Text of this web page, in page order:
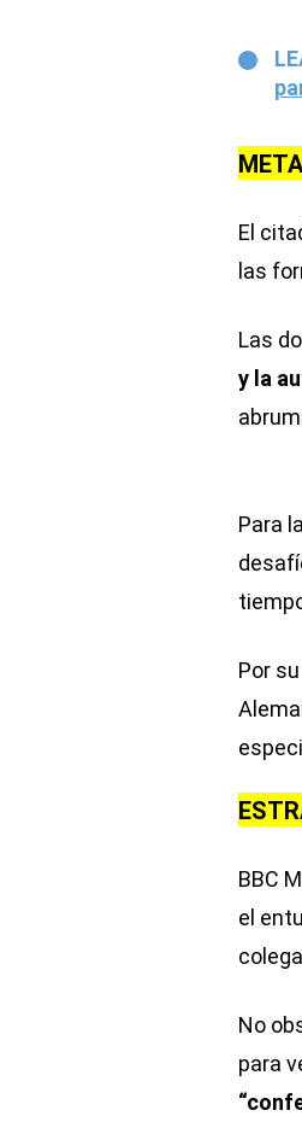
El
las
Las
y la
Para
Por
BBC
el
No
para